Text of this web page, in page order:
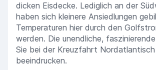
dicken Eisdecke. Lediglich an der
haben sich kleinere Ansiedlungen
Temperaturen hier durch den
werden. Die unendliche,
Sie bei der Kreuzfahrt Nordatlantisch
beeindrucken.